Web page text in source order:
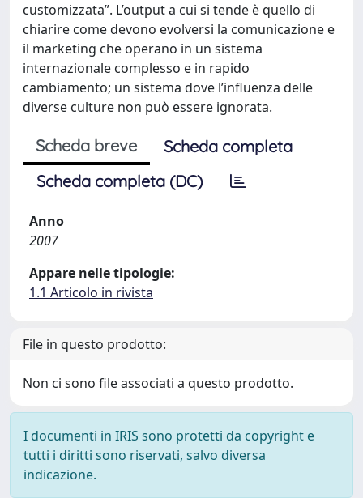
customizzata”. L’output a cui si tende è quello di
chiarire come devono evolversi la comunicazione e
il marketing che operano in un sistema
internazionale complesso e in rapido
cambiamento; un sistema dove l’influenza delle
diverse culture non può essere ignorata.
Scheda breve
Scheda completa
Scheda completa (DC)
Anno
2007
Appare nelle tipologie:
1.1 Articolo in rivista
File in questo prodotto:
Non ci sono file associati a questo prodotto.
I documenti in IRIS sono protetti da copyright e
tutti i diritti sono riservati, salvo diversa
indicazione.